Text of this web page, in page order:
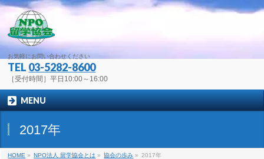
お気軽にお問い合わせください
TEL 03-5282-8600
［受付時間］平日10:00～16:00
MENU
2017年
HOME » NPO法人 留学協会とは » 協会の歩み » 2017年